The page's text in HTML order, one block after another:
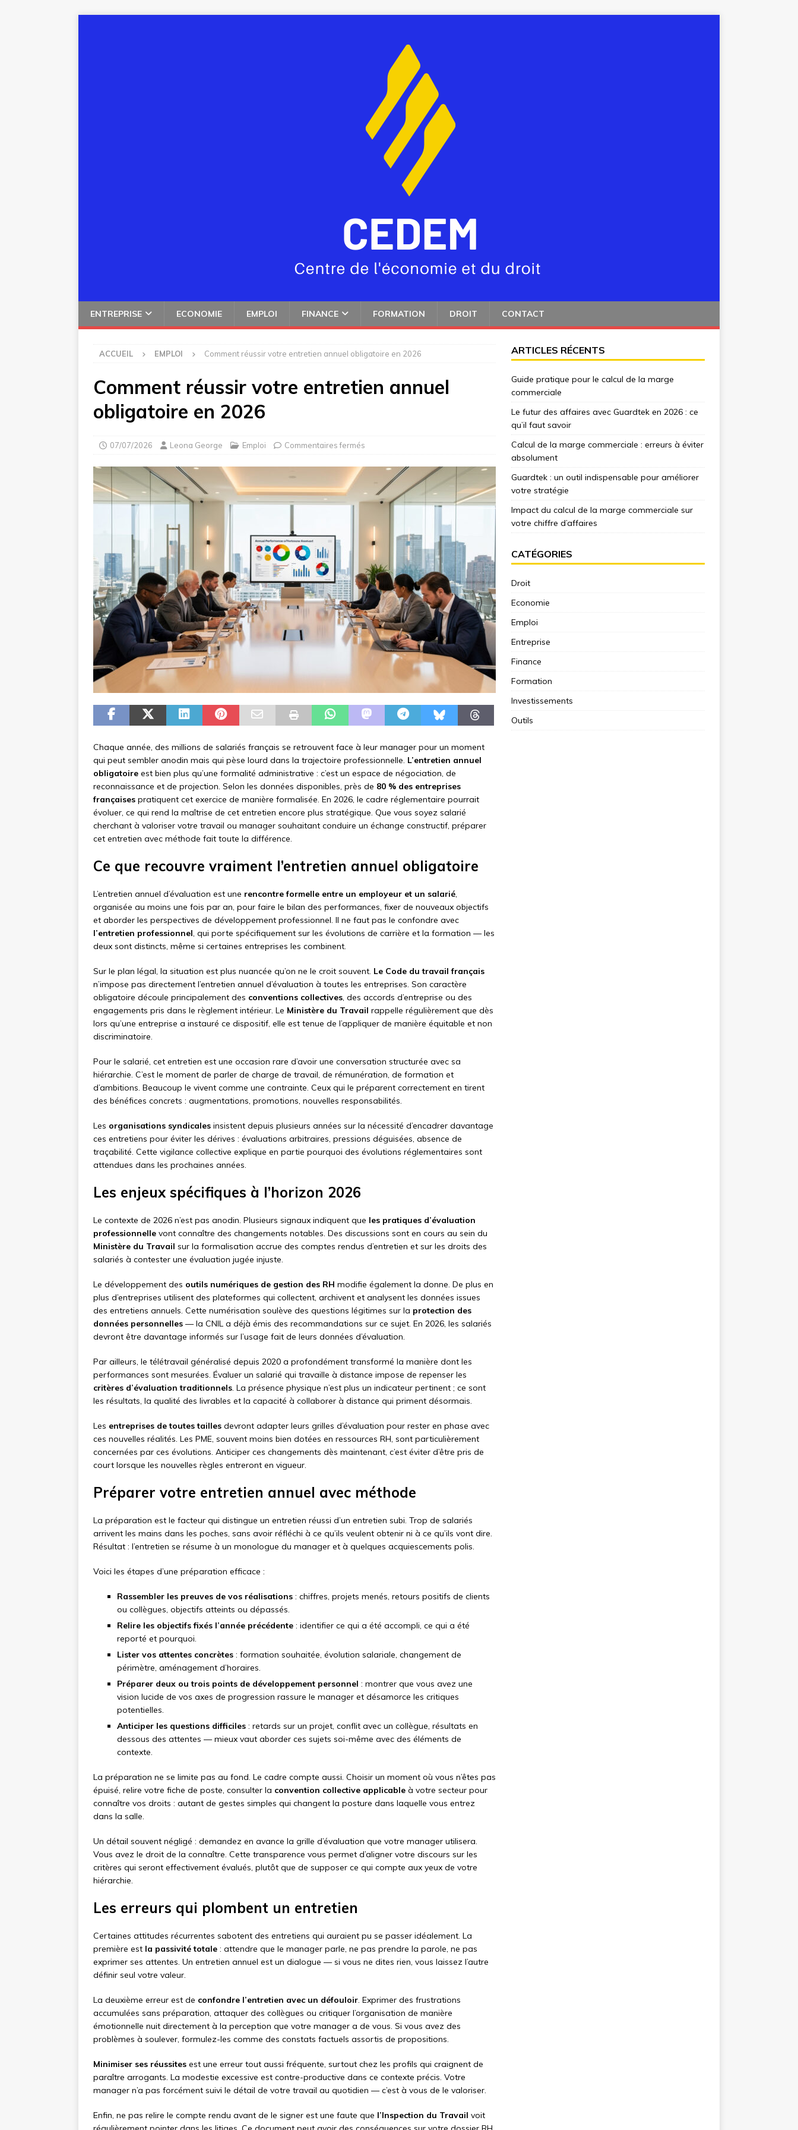
ENTREPRISE ECONOMIE EMPLOI FINANCE FORMATION DROIT CONTACT
ACCUEIL EMPLOI Comment réussir votre entretien annuel obligatoire en 2026
Comment réussir votre entretien annuel
obligatoire en 2026
07/07/2026 Leona George Emploi Commentaires fermés
Chaque année, des millions de salariés français se retrouvent face à leur manager pour un moment
qui peut sembler anodin mais qui pèse lourd dans la trajectoire professionnelle. L’entretien annuel
obligatoire est bien plus qu’une formalité administrative : c’est un espace de négociation, de
reconnaissance et de projection. Selon les données disponibles, près de 80 % des entreprises
françaises pratiquent cet exercice de manière formalisée. En 2026, le cadre réglementaire pourrait
évoluer, ce qui rend la maîtrise de cet entretien encore plus stratégique. Que vous soyez salarié
cherchant à valoriser votre travail ou manager souhaitant conduire un échange constructif, préparer
cet entretien avec méthode fait toute la différence.
Ce que recouvre vraiment l’entretien annuel obligatoire
L’entretien annuel d’évaluation est une rencontre formelle entre un employeur et un salarié,
organisée au moins une fois par an, pour faire le bilan des performances, fixer de nouveaux objectifs
et aborder les perspectives de développement professionnel. Il ne faut pas le confondre avec
l’entretien professionnel, qui porte spécifiquement sur les évolutions de carrière et la formation — les
deux sont distincts, même si certaines entreprises les combinent.
Sur le plan légal, la situation est plus nuancée qu’on ne le croit souvent. Le Code du travail français
n’impose pas directement l’entretien annuel d’évaluation à toutes les entreprises. Son caractère
obligatoire découle principalement des conventions collectives, des accords d’entreprise ou des
engagements pris dans le règlement intérieur. Le Ministère du Travail rappelle régulièrement que dès
lors qu’une entreprise a instauré ce dispositif, elle est tenue de l’appliquer de manière équitable et non
discriminatoire.
Pour le salarié, cet entretien est une occasion rare d’avoir une conversation structurée avec sa
hiérarchie. C’est le moment de parler de charge de travail, de rémunération, de formation et
d’ambitions. Beaucoup le vivent comme une contrainte. Ceux qui le préparent correctement en tirent
des bénéfices concrets : augmentations, promotions, nouvelles responsabilités.
Les organisations syndicales insistent depuis plusieurs années sur la nécessité d’encadrer davantage
ces entretiens pour éviter les dérives : évaluations arbitraires, pressions déguisées, absence de
traçabilité. Cette vigilance collective explique en partie pourquoi des évolutions réglementaires sont
attendues dans les prochaines années.
Les enjeux spécifiques à l’horizon 2026
Le contexte de 2026 n’est pas anodin. Plusieurs signaux indiquent que les pratiques d’évaluation
professionnelle vont connaître des changements notables. Des discussions sont en cours au sein du
Ministère du Travail sur la formalisation accrue des comptes rendus d’entretien et sur les droits des
salariés à contester une évaluation jugée injuste.
Le développement des outils numériques de gestion des RH modifie également la donne. De plus en
plus d’entreprises utilisent des plateformes qui collectent, archivent et analysent les données issues
des entretiens annuels. Cette numérisation soulève des questions légitimes sur la protection des
données personnelles — la CNIL a déjà émis des recommandations sur ce sujet. En 2026, les salariés
devront être davantage informés sur l’usage fait de leurs données d’évaluation.
Par ailleurs, le télétravail généralisé depuis 2020 a profondément transformé la manière dont les
performances sont mesurées. Évaluer un salarié qui travaille à distance impose de repenser les
critères d’évaluation traditionnels. La présence physique n’est plus un indicateur pertinent ; ce sont
les résultats, la qualité des livrables et la capacité à collaborer à distance qui priment désormais.
Les entreprises de toutes tailles devront adapter leurs grilles d’évaluation pour rester en phase avec
ces nouvelles réalités. Les PME, souvent moins bien dotées en ressources RH, sont particulièrement
concernées par ces évolutions. Anticiper ces changements dès maintenant, c’est éviter d’être pris de
court lorsque les nouvelles règles entreront en vigueur.
Préparer votre entretien annuel avec méthode
La préparation est le facteur qui distingue un entretien réussi d’un entretien subi. Trop de salariés
arrivent les mains dans les poches, sans avoir réfléchi à ce qu’ils veulent obtenir ni à ce qu’ils vont dire.
Résultat : l’entretien se résume à un monologue du manager et à quelques acquiescements polis.
Voici les étapes d’une préparation efficace :
Rassembler les preuves de vos réalisations : chiffres, projets menés, retours positifs de clients
ou collègues, objectifs atteints ou dépassés.
Relire les objectifs fixés l’année précédente : identifier ce qui a été accompli, ce qui a été
reporté et pourquoi.
Lister vos attentes concrètes : formation souhaitée, évolution salariale, changement de
périmètre, aménagement d’horaires.
Préparer deux ou trois points de développement personnel : montrer que vous avez une
vision lucide de vos axes de progression rassure le manager et désamorce les critiques
potentielles.
Anticiper les questions difficiles : retards sur un projet, conflit avec un collègue, résultats en
dessous des attentes — mieux vaut aborder ces sujets soi-même avec des éléments de
contexte.
La préparation ne se limite pas au fond. Le cadre compte aussi. Choisir un moment où vous n’êtes pas
épuisé, relire votre fiche de poste, consulter la convention collective applicable à votre secteur pour
connaître vos droits : autant de gestes simples qui changent la posture dans laquelle vous entrez
dans la salle.
Un détail souvent négligé : demandez en avance la grille d’évaluation que votre manager utilisera.
Vous avez le droit de la connaître. Cette transparence vous permet d’aligner votre discours sur les
critères qui seront effectivement évalués, plutôt que de supposer ce qui compte aux yeux de votre
hiérarchie.
Les erreurs qui plombent un entretien
Certaines attitudes récurrentes sabotent des entretiens qui auraient pu se passer idéalement. La
première est la passivité totale : attendre que le manager parle, ne pas prendre la parole, ne pas
exprimer ses attentes. Un entretien annuel est un dialogue — si vous ne dites rien, vous laissez l’autre
définir seul votre valeur.
La deuxième erreur est de confondre l’entretien avec un défouloir. Exprimer des frustrations
accumulées sans préparation, attaquer des collègues ou critiquer l’organisation de manière
émotionnelle nuit directement à la perception que votre manager a de vous. Si vous avez des
problèmes à soulever, formulez-les comme des constats factuels assortis de propositions.
Minimiser ses réussites est une erreur tout aussi fréquente, surtout chez les profils qui craignent de
paraître arrogants. La modestie excessive est contre-productive dans ce contexte précis. Votre
manager n’a pas forcément suivi le détail de votre travail au quotidien — c’est à vous de le valoriser.
Enfin, ne pas relire le compte rendu avant de le signer est une faute que l’Inspection du Travail voit
ARTICLES RÉCENTS
Guide pratique pour le calcul de la marge
commerciale
Le futur des affaires avec Guardtek en 2026 : ce
qu’il faut savoir
Calcul de la marge commerciale : erreurs à éviter
absolument
Guardtek : un outil indispensable pour améliorer
votre stratégie
Impact du calcul de la marge commerciale sur
votre chiffre d’affaires
CATÉGORIES
Droit
Economie
Emploi
Entreprise
Finance
Formation
Investissements
Outils